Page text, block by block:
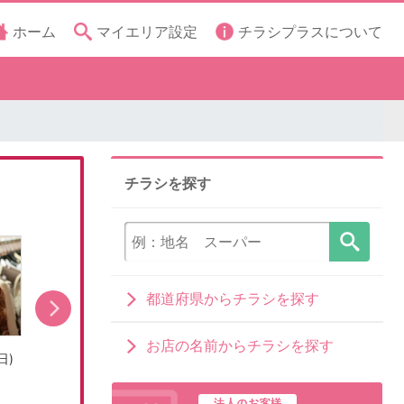
ホーム マイエリア設定 チラシプラスについて
) 売出し期間:7/31(金)〜8/16(日)
チラシを探す
都道府県からチラシを探す
お店の名前からチラシを探す